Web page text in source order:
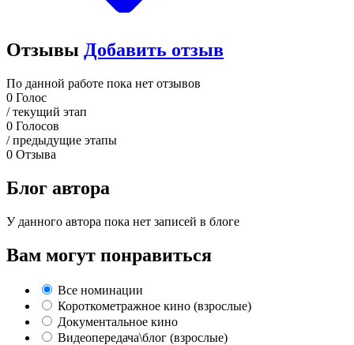
Отзывы Добавить отзыв
По данной работе пока нет отзывов
0 Голос
/ текущий этап
0 Голосов
/ предыдущие этапы
0 Отзыва
Блог автора
У данного автора пока нет записей в блоге
Вам могут понравиться
Все номинации
Короткометражное кино (взрослые)
Документальное кино
Видеопередача\блог (взрослые)